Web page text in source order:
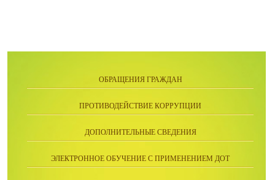
ОБРАЩЕНИЯ ГРАЖДАН
ПРОТИВОДЕЙСТВИЕ КОРРУПЦИИ
ДОПОЛНИТЕЛЬНЫЕ СВЕДЕНИЯ
ЭЛЕКТРОННОЕ ОБУЧЕНИЕ С ПРИМЕНЕНИЕМ ДОТ